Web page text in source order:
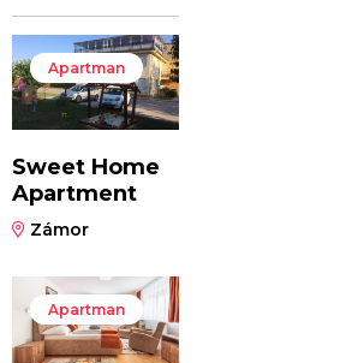
Apartman
Sweet Home
Apartment
Zámor
Apartman